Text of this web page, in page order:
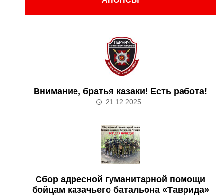
Внимание, братья казаки! Есть работа!
21.12.2025
Сбор адресной гуманитарной помощи
бойцам казачьего батальона «Таврида»